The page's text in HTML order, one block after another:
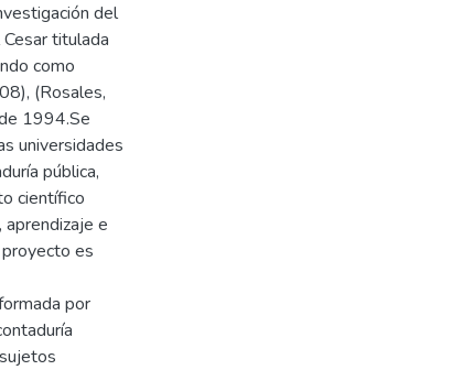
del
titulada
como
(Rosales,
1994.Se
universidades
pública,
científico
e
es
por